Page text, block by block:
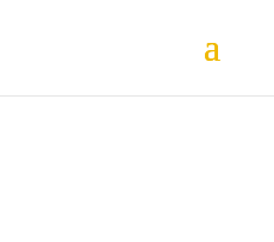
code has been removed, and